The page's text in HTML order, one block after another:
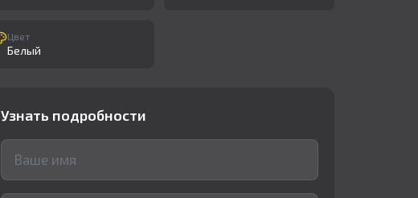
Цвет
Белый
Узнать подробности